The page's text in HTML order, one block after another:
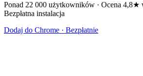
Ponad 22 000 użytkowników · Ocena 4,8★
Bezpłatna instalacja
Dodaj do Chrome · Bezpłatnie